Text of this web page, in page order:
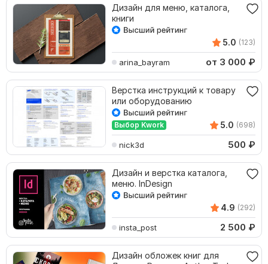
Дизайн для меню, каталога,
книги
5.0 (123)
arina_bayram от 3 000 ₽
Верстка инструкций к товару
или оборудованию
Выбор Kwork 5.0 (698)
nick3d 500 ₽
Дизайн и верстка каталога,
меню. InDesign
4.9 (292)
insta_post 2 500 ₽
Дизайн обложек книг для